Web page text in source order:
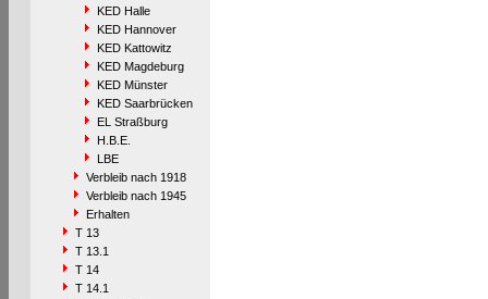
KED Halle
KED Hannover
KED Kattowitz
KED Magdeburg
KED Münster
KED Saarbrücken
EL Straßburg
H.B.E.
LBE
Verbleib nach 1918
Verbleib nach 1945
Erhalten
T 13
T 13.1
T 14
T 14.1